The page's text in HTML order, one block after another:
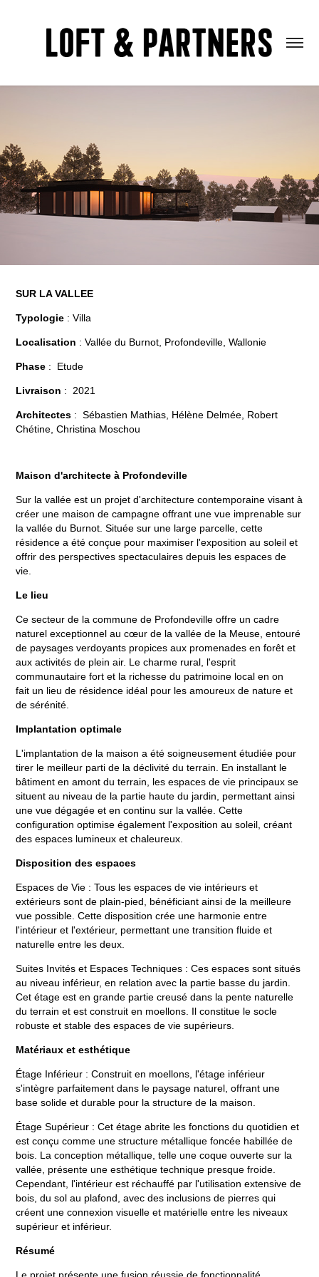
SUR LA VALLEE
Typologie : Villa
Localisation : Vallée du Burnot, Profondeville, Wallonie
Phase : Etude
Livraison : 2021
Architectes : Sébastien Mathias, Hélène Delmée, Robert
Chétine, Christina Moschou
Maison d'architecte à Profondeville
Sur la vallée est un projet d'architecture contemporaine visant à
créer une maison de campagne offrant une vue imprenable sur
la vallée du Burnot. Située sur une large parcelle, cette
résidence a été conçue pour maximiser l'exposition au soleil et
offrir des perspectives spectaculaires depuis les espaces de
vie.
Le lieu
Ce secteur de la commune de Profondeville offre un cadre
naturel exceptionnel au cœur de la vallée de la Meuse, entouré
de paysages verdoyants propices aux promenades en forêt et
aux activités de plein air. Le charme rural, l'esprit
communautaire fort et la richesse du patrimoine local en on
fait un lieu de résidence idéal pour les amoureux de nature et
de sérénité.
Implantation optimale
L'implantation de la maison a été soigneusement étudiée pour
tirer le meilleur parti de la déclivité du terrain. En installant le
bâtiment en amont du terrain, les espaces de vie principaux se
situent au niveau de la partie haute du jardin, permettant ainsi
une vue dégagée et en continu sur la vallée. Cette
configuration optimise également l'exposition au soleil, créant
des espaces lumineux et chaleureux.
Disposition des espaces
Espaces de Vie : Tous les espaces de vie intérieurs et
extérieurs sont de plain-pied, bénéficiant ainsi de la meilleure
vue possible. Cette disposition crée une harmonie entre
l'intérieur et l'extérieur, permettant une transition fluide et
naturelle entre les deux.
Suites Invités et Espaces Techniques : Ces espaces sont situés
au niveau inférieur, en relation avec la partie basse du jardin.
Cet étage est en grande partie creusé dans la pente naturelle
du terrain et est construit en moellons. Il constitue le socle
robuste et stable des espaces de vie supérieurs.
Matériaux et esthétique
Étage Inférieur : Construit en moellons, l'étage inférieur
s'intègre parfaitement dans le paysage naturel, offrant une
base solide et durable pour la structure de la maison.
Étage Supérieur : Cet étage abrite les fonctions du quotidien et
est conçu comme une structure métallique foncée habillée de
bois. La conception métallique, telle une coque ouverte sur la
vallée, présente une esthétique technique presque froide.
Cependant, l'intérieur est réchauffé par l'utilisation extensive de
bois, du sol au plafond, avec des inclusions de pierres qui
créent une connexion visuelle et matérielle entre les niveaux
supérieur et inférieur.
Résumé